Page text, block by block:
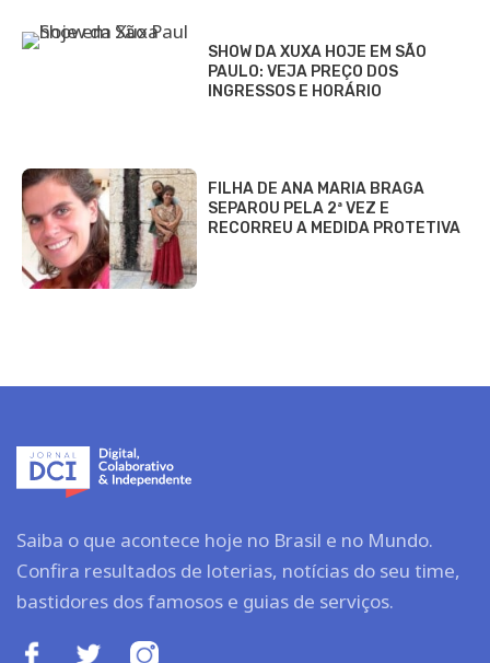
SHOW DA XUXA HOJE EM SÃO
PAULO: VEJA PREÇO DOS
INGRESSOS E HORÁRIO
FILHA DE ANA MARIA BRAGA
SEPAROU PELA 2ª VEZ E
RECORREU A MEDIDA PROTETIVA
Saiba o que acontece hoje no Brasil e no Mundo.
Confira resultados de loterias, notícias do seu time,
bastidores dos famosos e guias de serviços.